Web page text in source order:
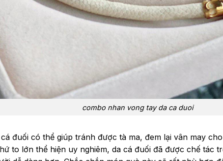
combo nhan vong tay da ca duoi
đuối có thể giúp tránh được tà ma, đem lại vân may
to lớn thể hiện uy nghiêm, da cá đuối đã được chế tác